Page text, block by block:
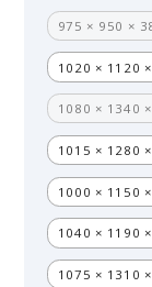
975 × 950 ×
1020 × 1120
1080 × 1340
1015 × 1280
1000 × 1150
1040 × 1190
1075 × 1310